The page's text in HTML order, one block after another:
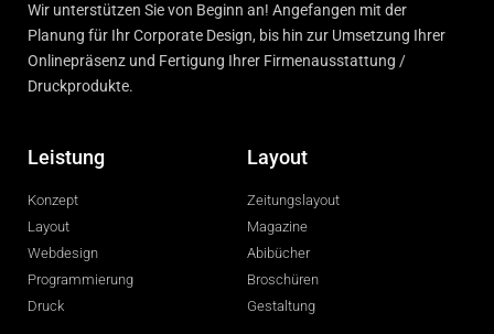
Wir unterstützen Sie von Beginn an! Angefangen mit der
Planung für Ihr Corporate Design, bis hin zur Umsetzung Ihrer
Onlinepräsenz und Fertigung Ihrer Firmenausstattung /
Druckprodukte.
Leistung
Konzept
Layout
Webdesign
Programmierung
Druck
Layout
Zeitungslayout
Magazine
Abibücher
Broschüren
Gestaltung